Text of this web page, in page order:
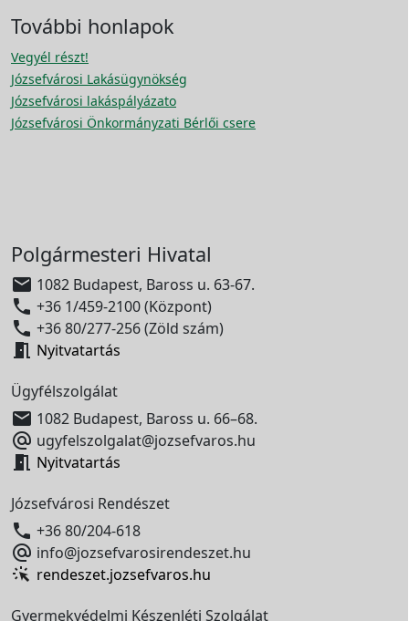
További honlapok
Vegyél részt!
Józsefvárosi Lakásügynökség
Józsefvárosi lakáspályázato
Józsefvárosi Önkormányzati Bérlői csere
Polgármesteri Hivatal
 1082 Budapest, Baross u. 63-67.
 +36 1/459-2100 (Központ)
 +36 80/277-256 (Zöld szám)
 Nyitvatartás
Ügyfélszolgálat
 1082 Budapest, Baross u. 66–68.
 ugyfelszolgalat@jozsefvaros.hu
 Nyitvatartás
Józsefvárosi Rendészet
 +36 80/204-618
 info@jozsefvarosirendeszet.hu
rendeszet.jozsefvaros.hu
Gyermekvédelmi Készenléti Szolgálat